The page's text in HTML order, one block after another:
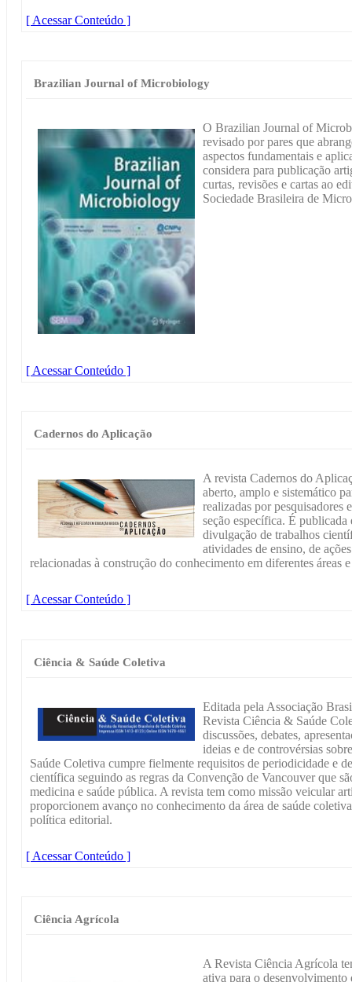
[ Acessar Conteúdo ]
Brazilian Journal of Microbiology
O Brazilian Journal of
revisado por pares que
aspectos fundamentais e
considera para publicação
curtas, revisões e cartas ao
Sociedade Brasileira de
[ Acessar Conteúdo ]
Cadernos do Aplicação
A revista Cadernos do
aberto, amplo e sistemático
realizadas por pesquisadores
seção específica. É
divulgação de trabalhos
atividades de ensino, de
relacionadas à construção do conhecimento em diferentes áreas
[ Acessar Conteúdo ]
Ciência & Saúde Coletiva
Editada pela Associação
Revista Ciência & Saúde
discussões, debates,
ideias e de controvérsias
Saúde Coletiva cumpre fielmente requisitos de periodicidade e
científica seguindo as regras da Convenção de Vancouver que
medicina e saúde pública. A revista tem como missão veicular
proporcionem avanço no conhecimento da área de saúde
política editorial.
[ Acessar Conteúdo ]
Ciência Agrícola
A Revista Ciência Agrícola
ativa para o